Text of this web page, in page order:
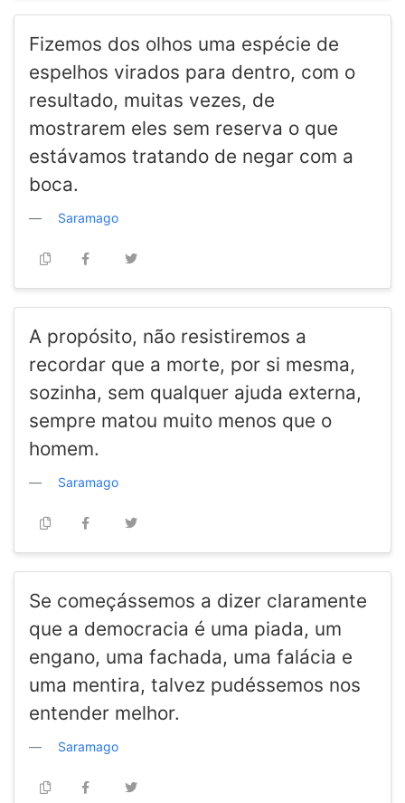
Fizemos dos olhos uma espécie de
espelhos virados para dentro, com o
resultado, muitas vezes, de
mostrarem eles sem reserva o que
estávamos tratando de negar com a
boca.
Saramago
A propósito, não resistiremos a
recordar que a morte, por si mesma,
sozinha, sem qualquer ajuda externa,
sempre matou muito menos que o
homem.
Saramago
Se começássemos a dizer claramente
que a democracia é uma piada, um
engano, uma fachada, uma falácia e
uma mentira, talvez pudéssemos nos
entender melhor.
Saramago